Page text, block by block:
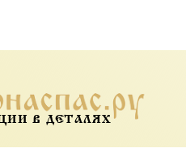
В ДЕТАЛЯХ